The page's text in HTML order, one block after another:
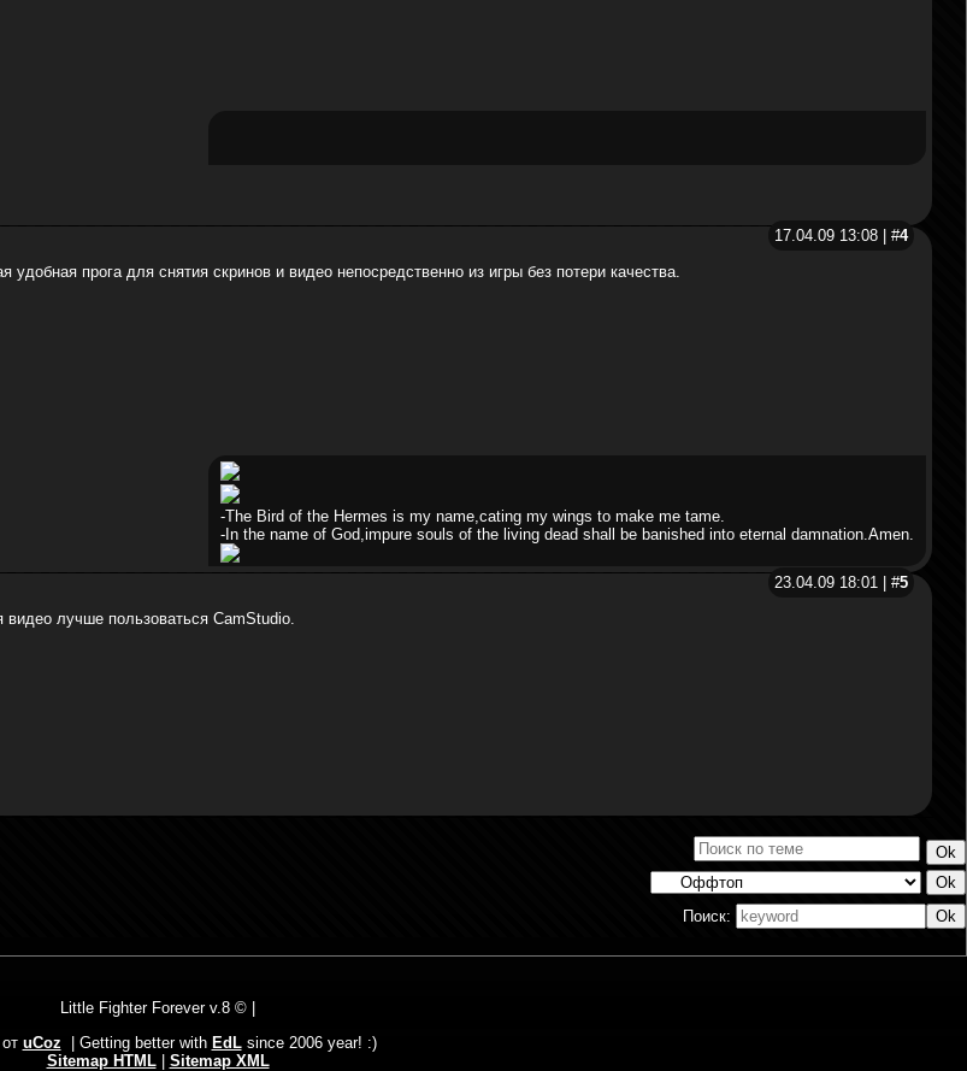
17.04.09 13:08 | #4
прога для снятия скринов и видео непосредственно из игры без потери качества.
-The Bird of the Hermes is my name,cating my wings to make me tame.
-In the name of God,impure souls of the living dead shall be banished into eternal damnation.Amen.
23.04.09 18:01 | #5
лучше пользоваться CamStudio.
Поиск:
Little Fighter Forever v.8 © |
uCoz | Getting better with EdLsince 2006 year! :)
Sitemap HTML| Sitemap XML